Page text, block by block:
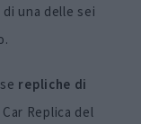
una delle sei
repliche di
Replica del